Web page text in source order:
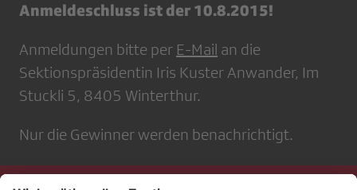
Anmeldeschluss ist der 10.8.2015!
Anmeldungen bitte per E-Mail an die
Sektionspräsidentin Iris Kuster Anwander, Im
Stuckli 5, 8405 Winterthur.
Nur die Gewinner werden benachrichtigt.